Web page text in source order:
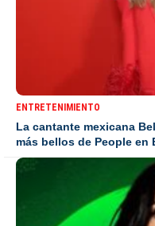
ENTRETENIMIENTO
La cantante mexicana
más bellos de People en